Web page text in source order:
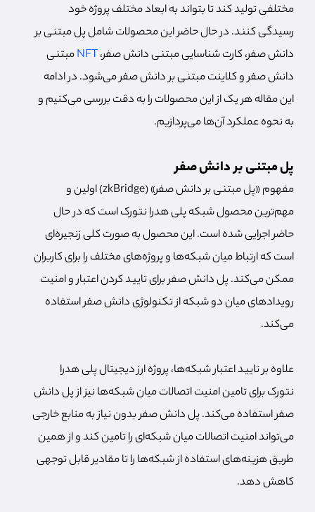
مختلفی تولید کند تا بتواند به ابعاد مختلف پروژه خود
رسیدگی کنند. در حال حاضر این محصولات شامل پل مبتنی بر
دانش صفر، کارت شناسایی مبتنی دانش صفر،NFTمبتنی
دانش صفر و کلاینت مبتنی بر دانش صفر می‌شود. در ادامه
این مقاله هر یک از این محصولات را به دقت بررسی می‌کنیم و
به نحوه عملکرد آن‌ها می‌پردازیم.
پل مبتنی بر دانش صفر
مفهوم «پل مبتنی بر دانش صفر» (zkBridge) اولین و
مهم‌ترین محصول شبکه پلی هدرا نتورک است که در حال
حاضر اجرایی شده است. این محصول به صورت کلی زنجیره‌ای
است که ارتباط میان شبکه‌ها و پروژه‌های مختلف را برای کاربران
ممکن می‌کند. پل دانش صفر برای تایید کردن اعتبار و امنیت
رویدادهای میان دو شبکه از تکنولوژی دانش صفر استفاده
می‌کند.
علاوه بر تایید اعتبار شبکه‌ها، پروژه ارز دیجیتال پلی هدرا
نتورک برای تامین امنیت اتصالات میان شبکه‌ها نیز از پل دانش
صفر استفاده می‌کند. پل دانش صفر بدون نیاز به منابع خارجی
می‌تواند امنیت اتصالات میان شبکه‌ای را تامین کند و از همین
طریق هزینه‌های استفاده از شبکه‌ها را تا مقادیر قابل توجهی
کاهش دهد.